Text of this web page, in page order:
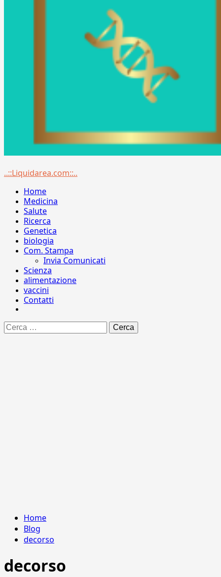
Menu
..::Liquidarea.com::..
Home
Medicina
Salute
Ricerca
Genetica
biologia
Com. Stampa
Invia Comunicati
Scienza
alimentazione
vaccini
Contatti
Ricerca
per:
Home
Blog
decorso
decorso